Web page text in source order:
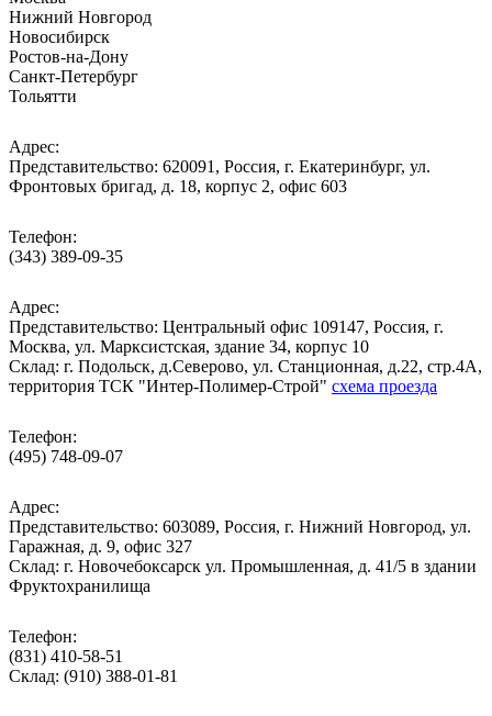
Нижний Новгород
Новосибирск
Ростов-на-Дону
Санкт-Петербург
Тольятти
Адрес:
Представительство: 620091, Россия, г. Екатеринбург, ул.
Фронтовых бригад, д. 18, корпус 2, офис 603
Телефон:
(343) 389-09-35
Адрес:
Представительство: Центральный офис 109147, Россия, г.
Москва, ул. Марксистская, здание 34, корпус 10
Cклад: г. Подольск, д.Северово, ул. Станционная, д.22, стр.4А,
территория ТСК "Интер-Полимер-Строй" схема проезда
Телефон:
(495) 748-09-07
Адрес:
Представительство: 603089, Россия, г. Нижний Новгород, ул.
Гаражная, д. 9, офис 327
Склад: г. Новочебоксарск ул. Промышленная, д. 41/5 в здании
Фруктохранилища
Телефон:
(831) 410-58-51
Склад: (910) 388-01-81